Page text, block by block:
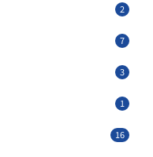
2
7
3
1
16